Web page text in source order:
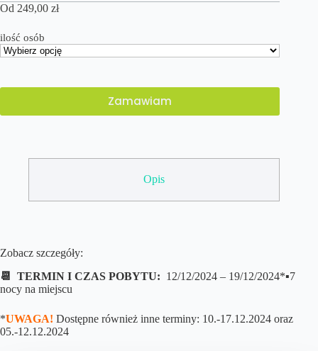
Od 249,00 zł
ilość osób
Zamawiam
Opis
Zobacz szczegóły:
📆 TERMIN I CZAS POBYTU: 12/12/2024 – 19/12/2024*▪️7
nocy na miejscu
*UWAGA! Dostępne również inne terminy: 10.-17.12.2024 oraz
05.-12.12.2024